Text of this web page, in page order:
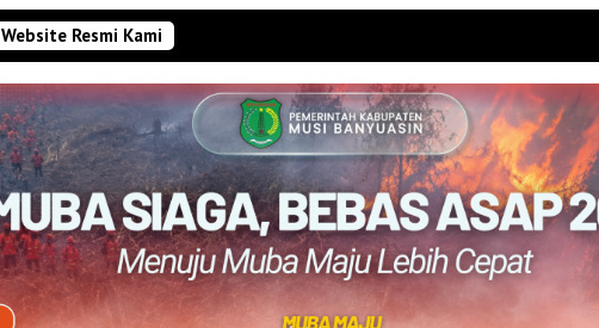
Resmi Kami